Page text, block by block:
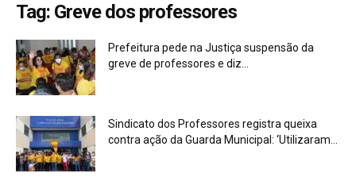
Tag: Greve dos professores
Prefeitura pede na Justiça suspensão da
greve de professores e diz...
Sindicato dos Professores registra queixa
contra ação da Guarda Municipal: ‘Utilizaram...